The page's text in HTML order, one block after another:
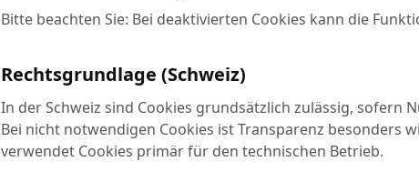
Bitte beachten Sie: Bei deaktivierten Cookies kann die
Rechtsgrundlage (Schweiz)
In der Schweiz sind Cookies grundsätzlich zulässig,
Bei nicht notwendigen Cookies ist Transparenz besonders
verwendet Cookies primär für den technischen Betrieb.